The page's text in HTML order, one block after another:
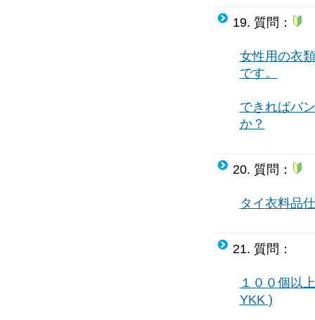
19. 質問：
女性用の衣
です。
できればバ
か？
20. 質問：
タイ衣料品
21. 質問：
１００個以
YKK )